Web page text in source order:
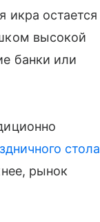
икра остается
высокой
банки или
стола
рынок